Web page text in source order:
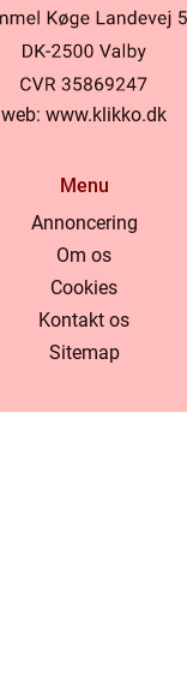
web: www.klikko.dk
Menu
Annoncering
Om os
Cookies
Kontakt os
Sitemap